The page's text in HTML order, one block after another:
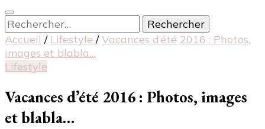
Rechercher :
Accueil / Lifestyle / Vacances d’été 2016 : Photos,
images et blabla…
Lifestyle
Vacances d’été 2016 : Photos, images
et blabla…